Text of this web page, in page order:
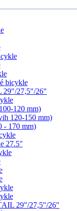
bicykle
29"/27,5"/26"
120 mm)
120-150 mm)
- 170 mm)
27.5"
29"/27,5"/26"